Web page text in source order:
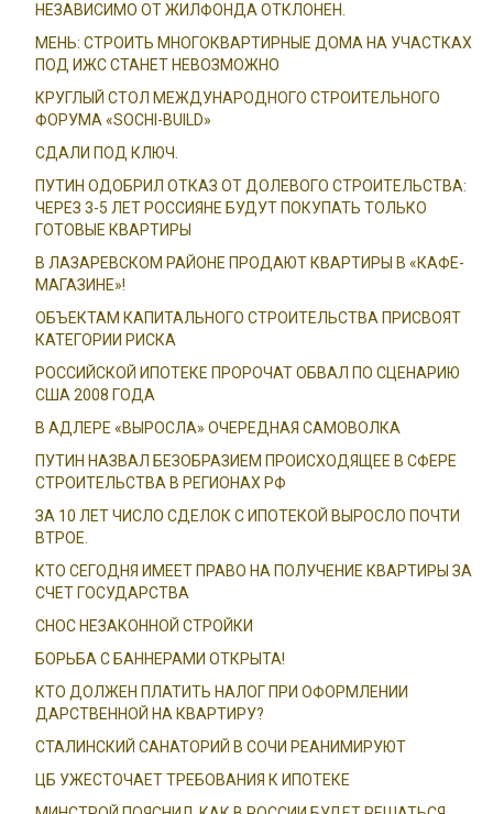
НЕЗАВИСИМО ОТ ЖИЛФОНДА ОТКЛОНЕН.
МЕНЬ: СТРОИТЬ МНОГОКВАРТИРНЫЕ ДОМА НА УЧАСТКАХ
ПОД ИЖС СТАНЕТ НЕВОЗМОЖНО
КРУГЛЫЙ СТОЛ МЕЖДУНАРОДНОГО СТРОИТЕЛЬНОГО
ФОРУМА «SOCHI-BUILD»
СДАЛИ ПОД КЛЮЧ.
ПУТИН ОДОБРИЛ ОТКАЗ ОТ ДОЛЕВОГО СТРОИТЕЛЬСТВА:
ЧЕРЕЗ 3-5 ЛЕТ РОССИЯНЕ БУДУТ ПОКУПАТЬ ТОЛЬКО
ГОТОВЫЕ КВАРТИРЫ
В ЛАЗАРЕВСКОМ РАЙОНЕ ПРОДАЮТ КВАРТИРЫ В «КАФЕ-
МАГАЗИНЕ»!
ОБЪЕКТАМ КАПИТАЛЬНОГО СТРОИТЕЛЬСТВА ПРИСВОЯТ
КАТЕГОРИИ РИСКА
РОССИЙСКОЙ ИПОТЕКЕ ПРОРОЧАТ ОБВАЛ ПО СЦЕНАРИЮ
США 2008 ГОДА
В АДЛЕРЕ «ВЫРОСЛА» ОЧЕРЕДНАЯ САМОВОЛКА
ПУТИН НАЗВАЛ БЕЗОБРАЗИЕМ ПРОИСХОДЯЩЕЕ В СФЕРЕ
СТРОИТЕЛЬСТВА В РЕГИОНАХ РФ
ЗА 10 ЛЕТ ЧИСЛО СДЕЛОК С ИПОТЕКОЙ ВЫРОСЛО ПОЧТИ
ВТРОЕ.
КТО СЕГОДНЯ ИМЕЕТ ПРАВО НА ПОЛУЧЕНИЕ КВАРТИРЫ ЗА
СЧЕТ ГОСУДАРСТВА
СНОС НЕЗАКОННОЙ СТРОЙКИ
БОРЬБА С БАННЕРАМИ ОТКРЫТА!
КТО ДОЛЖЕН ПЛАТИТЬ НАЛОГ ПРИ ОФОРМЛЕНИИ
ДАРСТВЕННОЙ НА КВАРТИРУ?
СТАЛИНСКИЙ САНАТОРИЙ В СОЧИ РЕАНИМИРУЮТ
ЦБ УЖЕСТОЧАЕТ ТРЕБОВАНИЯ К ИПОТЕКЕ